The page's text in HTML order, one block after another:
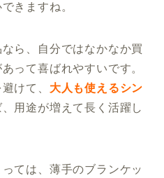
きますね。
ら、自分ではなかなか買
って喜ばれやすいです。
けて、 大人も使えるシン
用途が増えて長く活躍し
ては、薄手のブランケッ